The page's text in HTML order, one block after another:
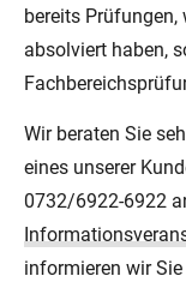
bereits Prüfungen,
absolviert haben,
Wir beraten Sie
eines unserer
0732/6922-6922
informieren wir